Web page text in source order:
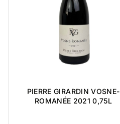
PIERRE GIRARDIN VOSNE-
ROMANÉE 2021 0,75L